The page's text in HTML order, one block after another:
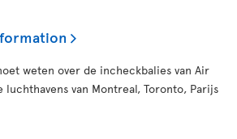
weten over de incheckbalies van Air
luchthavens van Montreal, Toronto, Parijs